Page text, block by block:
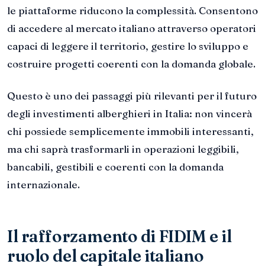
le piattaforme riducono la complessità. Consentono
di accedere al mercato italiano attraverso operatori
capaci di leggere il territorio, gestire lo sviluppo e
costruire progetti coerenti con la domanda globale.
Questo è uno dei passaggi più rilevanti per il futuro
degli investimenti alberghieri in Italia: non vincerà
chi possiede semplicemente immobili interessanti,
ma chi saprà trasformarli in operazioni leggibili,
bancabili, gestibili e coerenti con la domanda
internazionale.
Il rafforzamento di FIDIM e il
ruolo del capitale italiano